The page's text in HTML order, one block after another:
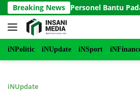
Langsung
ke
konten
Breaking NewsPersonel Bantu Padamkan
iNPolitic iNUpdate iNSport
iNUpdate